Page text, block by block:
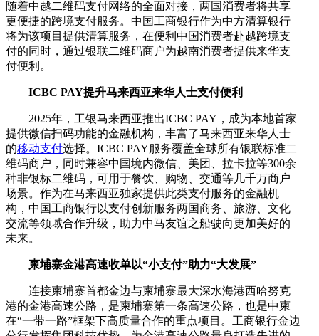
随着中越二维码支付网络的全面对接，两国消费者将共享
更便捷的跨境支付服务。中国工商银行作为中方清算银行
将为该项目提供清算服务，在便利中国消费者赴越跨境支
付的同时，通过银联二维码商户为越南消费者提供来华支
付便利。
ICBC PAY提升马来西亚来华人士支付便利
2025年，工银马来西亚推出ICBC PAY，成为本地首家
提供微信扫码功能的金融机构，丰富了马来西亚来华人士
的移动支付选择。ICBC PAY服务覆盖全球所有银联标准二
维码商户，同时兼容中国境内微信、美团、拉卡拉等300余
种非银标二维码，可用于餐饮、购物、交通等几千万商户
场景。作为在马来西亚独家提供此类支付服务的金融机
构，中国工商银行以支付创新服务两国商务、旅游、文化
交流等领域合作升级，助力中马友谊之船驶向更加美好的
未来。
柬埔寨金港高速收单以“小支付”助力“大发展”
连接柬埔寨首都金边与柬埔寨最大深水海港西哈努克
港的金港高速公路，是柬埔寨第一条高速公路，也是中柬
在“一带一路”框架下高质量合作的重点项目。工商银行金边